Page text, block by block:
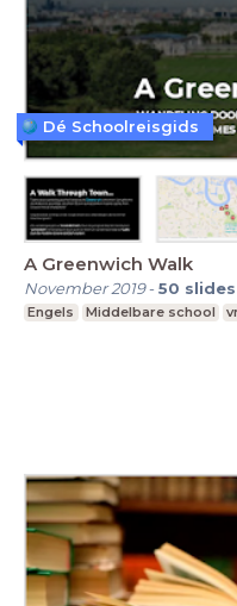
A Greenwich Walk
November 2019-50 slides
Engels Middelbare school
Dé Schoolreisgids